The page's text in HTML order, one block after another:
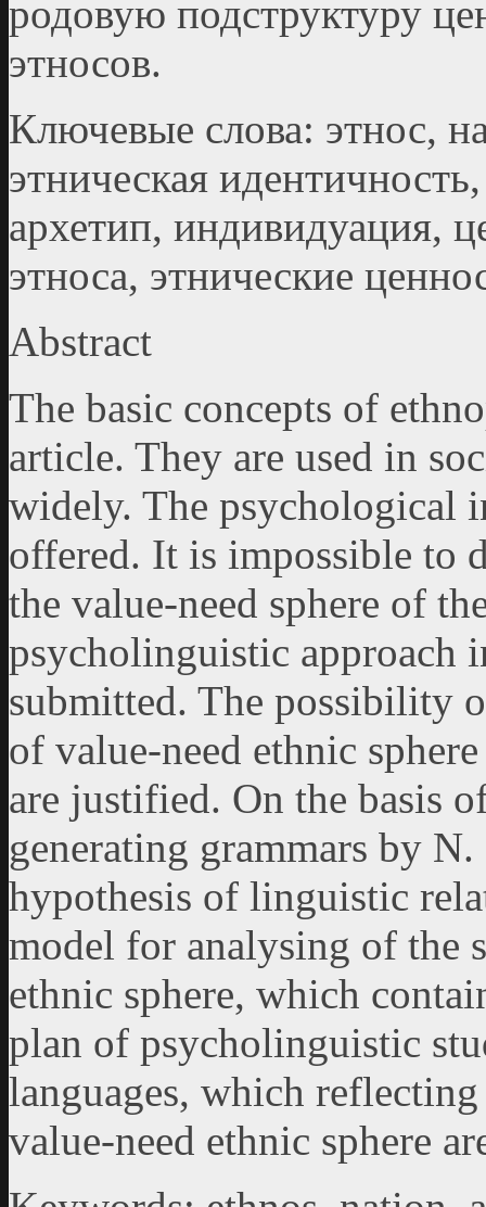
родовую подструктуру
этносов.
Ключевые слова: этнос,
этническая
архетип, индивидуация,
этноса, этнические
Abstract
The basic concepts of
article. They are used in
widely. The psychological
offered. It is impossible to
the value-need sphere of
psycholinguistic approach
submitted. The possibility
of value-need ethnic
are justified. On the basis
generating grammars by
hypothesis of linguistic
model for analysing of the
ethnic sphere, which
plan of psycholinguistic
languages, which
value-need ethnic sphere